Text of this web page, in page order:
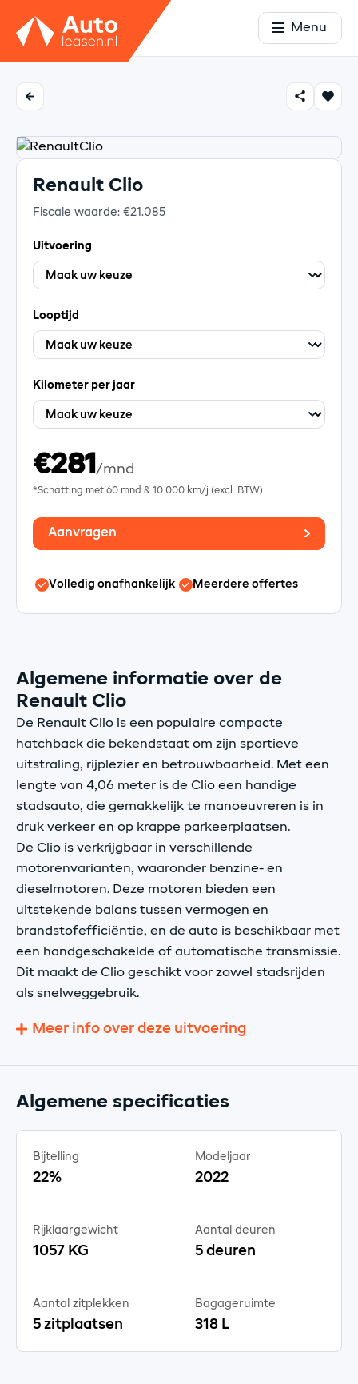
Menu
Algemene informatie over de
Renault Clio
De Renault Clio is een populaire compacte
hatchback die bekendstaat om zijn sportieve
uitstraling, rijplezier en betrouwbaarheid. Met een
lengte van 4,06 meter is de Clio een handige
stadsauto, die gemakkelijk te manoeuvreren is in
druk verkeer en op krappe parkeerplaatsen.
De Clio is verkrijgbaar in verschillende
motorenvarianten, waaronder benzine- en
dieselmotoren. Deze motoren bieden een
uitstekende balans tussen vermogen en
brandstofefficiëntie, en de auto is beschikbaar met
een handgeschakelde of automatische transmissie.
Dit maakt de Clio geschikt voor zowel stadsrijden
als snelweggebruik.
Meer info over deze uitvoering
Renault Clio
Fiscale waarde: €21.085
Uitvoering
Looptijd
Kilometer per jaar
€281 /mnd
*Schatting met 60 mnd &10.000 km/j (excl. BTW)
Aanvragen
Volledig onafhankelijk Meerdere offertes
Algemene specificaties
Bijtelling
22%
Modeljaar
2022
Rijklaargewicht
1057 KG
Aantal deuren
5 deuren
Aantal zitplekken
5 zitplaatsen
Bagageruimte
318 L